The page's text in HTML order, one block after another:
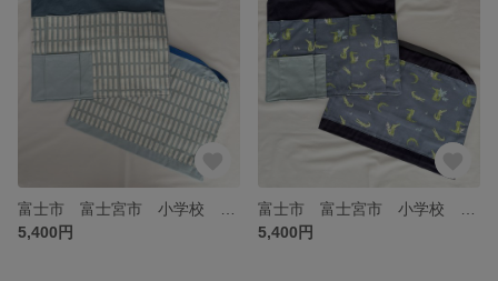
5,400円
5,400円